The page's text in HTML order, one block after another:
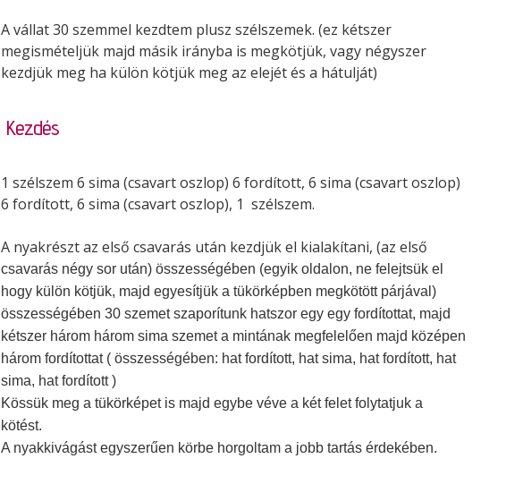
A vállat 30 szemmel kezdtem plusz szélszemek. (ez kétszer
megismételjük majd másik irányba is megkötjük, vagy négyszer
kezdjük meg ha külön kötjük meg az elejét és a hátulját)
Kezdés
1 szélszem 6 sima (csavart oszlop) 6 fordított, 6 sima (csavart oszlop)
6 fordított, 6 sima (csavart oszlop), 1 szélszem.
A nyakrészt az első csavarás után kezdjük el kialakítani, (az első
csavarás négy sor után) összességében (egyik oldalon, ne felejtsük el
hogy külön kötjük, majd egyesítjük a tükörképben megkötött párjával)
összességében 30 szemet szaporítunk hatszor egy egy fordítottat, majd
kétszer három három sima szemet a mintának megfelelően majd középen
három fordítottat ( összességében: hat fordított, hat sima, hat fordított, hat
sima, hat fordított )
Kössük meg a tükörképet is majd egybe véve a két felet folytatjuk a
kötést.
A nyakkivágást egyszerűen körbe horgoltam a jobb tartás érdekében.